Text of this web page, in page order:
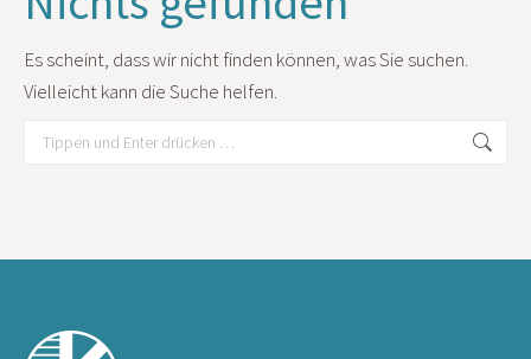
Es scheint, dass wir nicht finden können, was Sie suchen.
Vielleicht kann die Suche helfen.
Search: